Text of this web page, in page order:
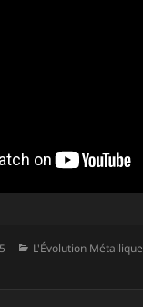
Catégories
L'Évolution Métallique